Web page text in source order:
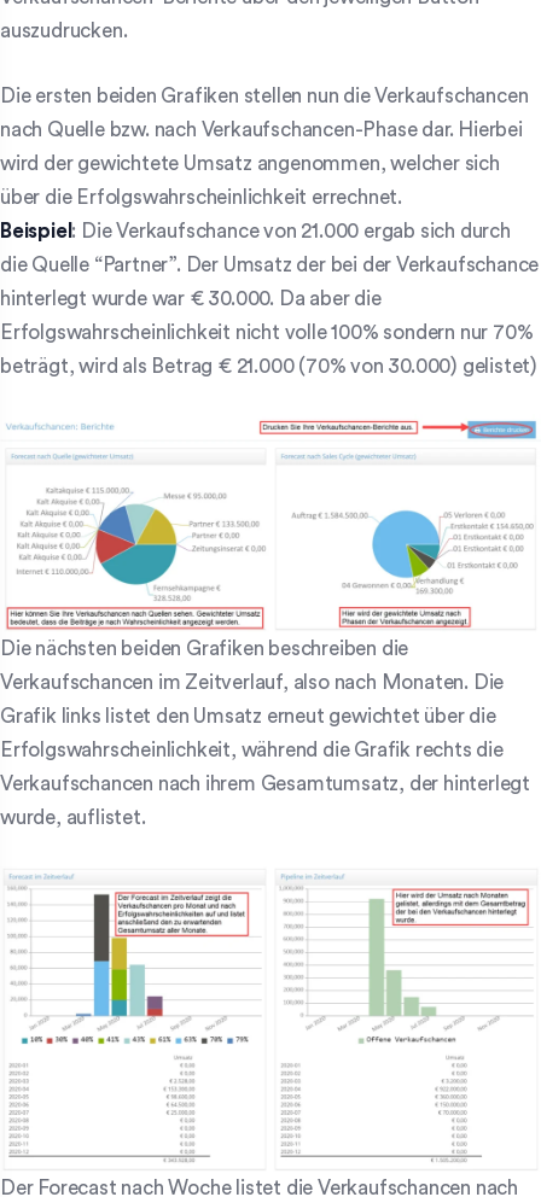
auszudrucken.
Die ersten beiden Grafiken stellen nun die Verkaufschancen
nach Quelle bzw. nach Verkaufschancen-Phase dar. Hierbei
wird der gewichtete Umsatz angenommen, welcher sich
über die Erfolgswahrscheinlichkeit errechnet.
Beispiel : Die Verkaufschance von 21.000 ergab sich durch
die Quelle “Partner”. Der Umsatz der bei der Verkaufschance
hinterlegt wurde war € 30.000. Da aber die
Erfolgswahrscheinlichkeit nicht volle 100% sondern nur 70%
beträgt, wird als Betrag € 21.000 (70% von 30.000) gelistet)
Die nächsten beiden Grafiken beschreiben die
Verkaufschancen im Zeitverlauf, also nach Monaten. Die
Grafik links listet den Umsatz erneut gewichtet über die
Erfolgswahrscheinlichkeit, während die Grafik rechts die
Verkaufschancen nach ihrem Gesamtumsatz, der hinterlegt
wurde, auflistet.
Der Forecast nach Woche listet die Verkaufschancen nach